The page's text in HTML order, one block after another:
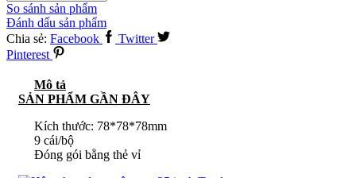
So sánh sản phẩm
Đánh dấu sản phẩm
Chia sẻ: Facebook
Twitter
Pinterest
Mô tả
SẢN PHẨM GẦN ĐÂY
Kích thước: 78*78*78mm
9 cái/bộ
Đóng gói bằng thẻ vỉ